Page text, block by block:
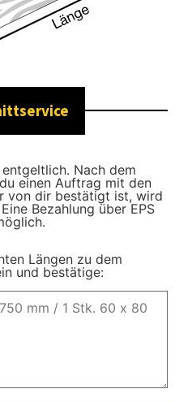
Nach dem
einen Auftrag mit den
von dir bestätigt ist, wird
Bezahlung über EPS
Längen zu dem
und bestätige: